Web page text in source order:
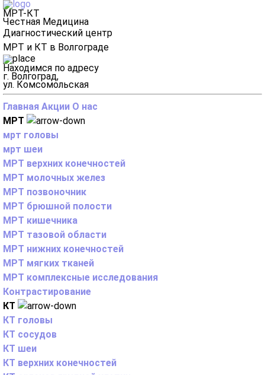
МРТ-КТ
Честная Медицина
Диагностический центр
МРТ и КТ в Волгограде
Находимся по адресу
г. Волгоград,
ул. Комсомольская
Главная Акции О нас
МРТ
мрт головы
мрт шеи
МРТ верхних конечностей
МРТ молочных желез
МРТ позвоночник
МРТ брюшной полости
МРТ кишечника
МРТ тазовой области
МРТ нижних конечностей
МРТ мягких тканей
МРТ комплексные исследования
Контрастирование
КТ
КТ головы
КТ сосудов
КТ шеи
КТ верхних конечностей